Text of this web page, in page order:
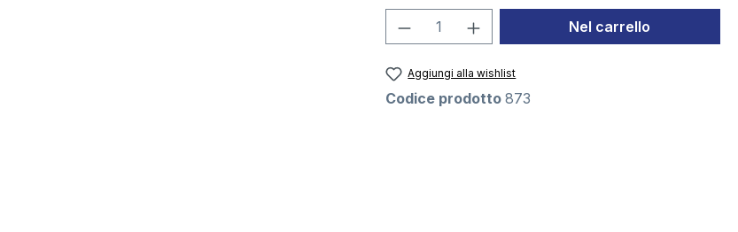
Quantità del prodotto: inserisci
Nel carrello
Aggiungi alla wishlist
Codice prodotto873